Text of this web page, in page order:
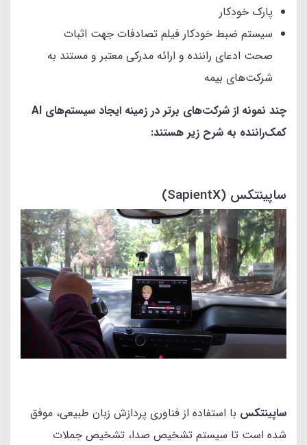
پارک خودکار
سیستم ضبط خودکار فیلم تصادفات جهت اثبات
صحت ادعای راننده و ارائه مدرکی معتبر و مستند به
شرکت‌های بیمه
چند نمونه از شرکت‌های برتر در زمینه ایجاد سیستم‌های AI
کمک‌راننده به شرح زیر هستند:
ساپینتکس (SapientX)
ساپینتکس با استفاده از فناوری پردازش زبان طبیعی، موفق
شده است تا سیستم تشخیص صدا، تشخیص جملات